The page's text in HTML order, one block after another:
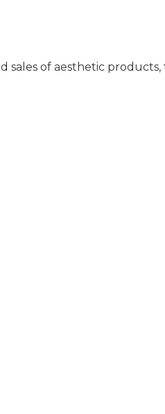
sales of aesthetic